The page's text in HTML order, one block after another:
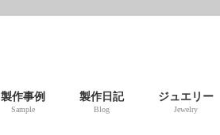
製作事例
Sample
製作日記
Blog
ジュエリー
Jewelry